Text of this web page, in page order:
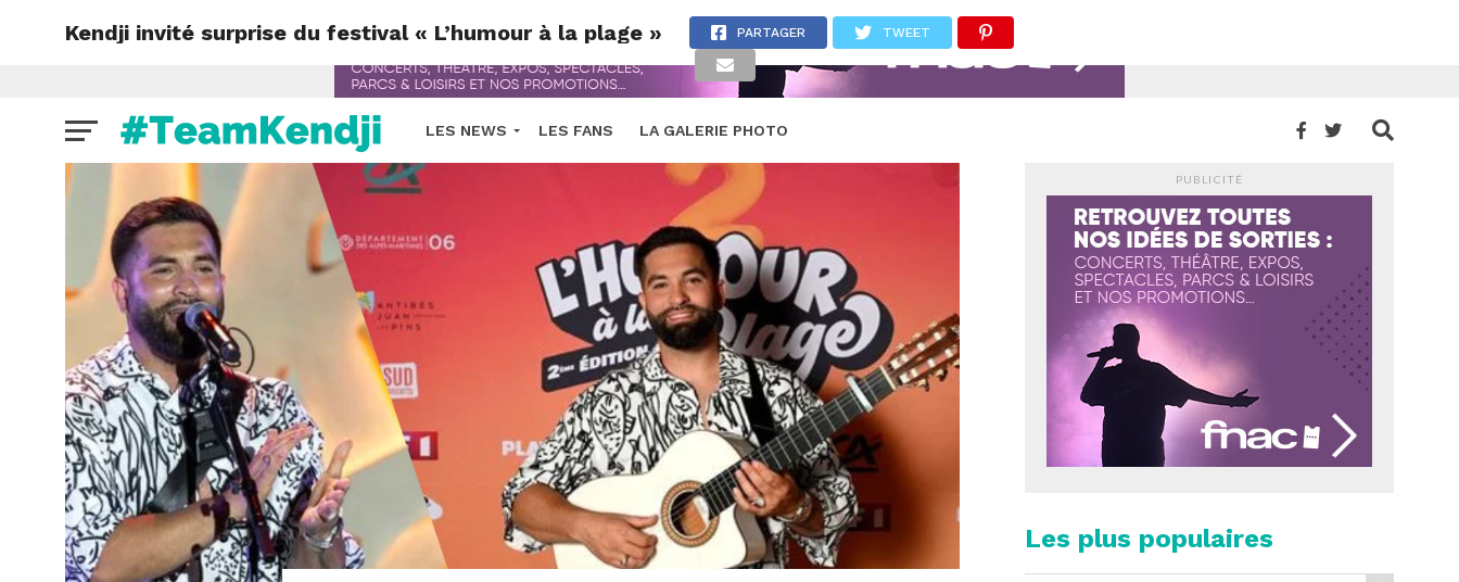
LES NEWS LES FANS LA GALERIE PHOTO
Kendji invité surprise du festival « L’humour à la plage » PARTAGER TWEET
PUBLICITÉ
Les plus populaires